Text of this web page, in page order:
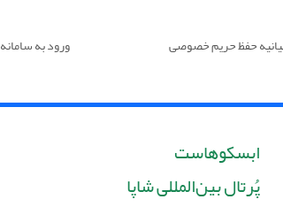
حفظ حریم خصوصی ورود به سامانه
ابسکوهاست
پُرتال بین‌المللی شاپا